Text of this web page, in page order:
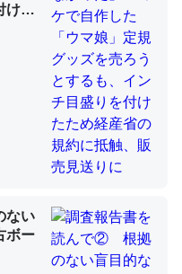
でたまに覗いてる。ぼ
あと、Googleマップで
や充電中かが分かるので
67歳と僕。ITツール導入で
tayorini by LIFULL介護
けた
送
ない
ボー